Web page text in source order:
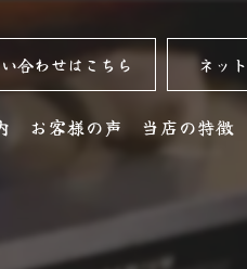
合わせはこちら ネッ
お客様の声 当店の特徴
名古屋コーチ
居酒屋